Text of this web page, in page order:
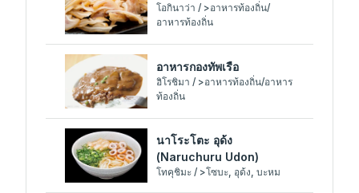
โอกินาว่า / >อาหารท้องถิ่น/
อาหารท้องถิ่น
อาหารกองทัพเรือ
ฮิโรชิมา / >อาหารท้องถิ่น/อาหาร
ท้องถิ่น
นาโระโตะ อุด้ง
(Naruchuru Udon)
โทคุชิมะ / >โซบะ, อุด้ง, บะหม